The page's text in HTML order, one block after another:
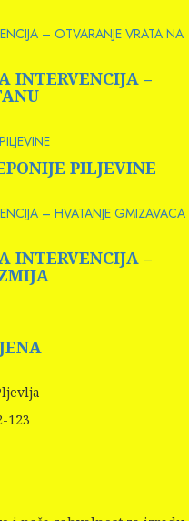
– OTVARANJE VRATA NA
INTERVENCIJA –
PILJEVINE
– HVATANJE GMIZAVACA
INTERVENCIJA –
123